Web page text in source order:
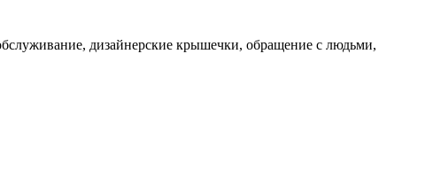
дизайнерские крышечки, обращение с людьми,